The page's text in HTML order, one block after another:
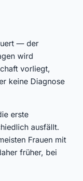
— der
wird
vorliegt,
keine Diagnose
erste
ausfällt.
Frauen mit
früher, bei